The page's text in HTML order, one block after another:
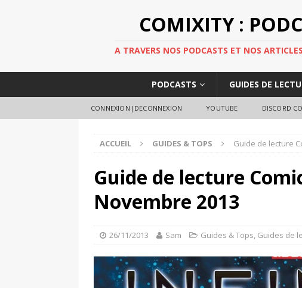
COMIXITY :
A TRAVERS NOS PODCASTS ET NOS
PODCASTS GUIDES DE
CONNEXION|DECONNEXION YOUTUBE DISCORD
ACCUEIL GUIDES & TOPS Guide de lecture
Guide de lecture
Novembre 2013
26/11/2013 Sam Guides & Tops, Guides de